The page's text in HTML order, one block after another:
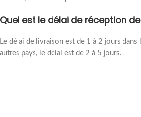
Quel est le délai de réception
Le délai de livraison est de 1 à 2 jours dans
autres pays, le délai est de 2 à 5 jours.